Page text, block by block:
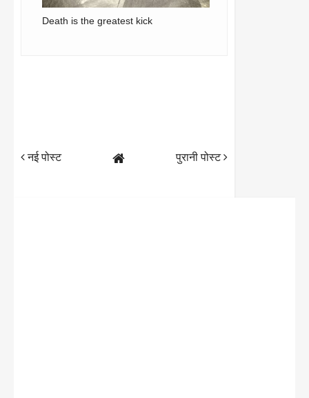
Death is the greatest kick
नई पोस्ट पुरानी पोस्ट